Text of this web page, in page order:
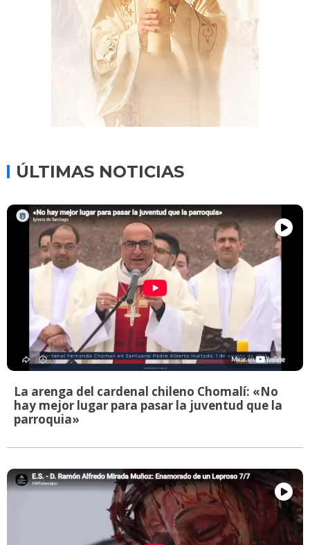
ÚLTIMAS NOTICIAS
La arenga del cardenal chileno Chomalí: «No
hay mejor lugar para pasar la juventud que la
parroquia»